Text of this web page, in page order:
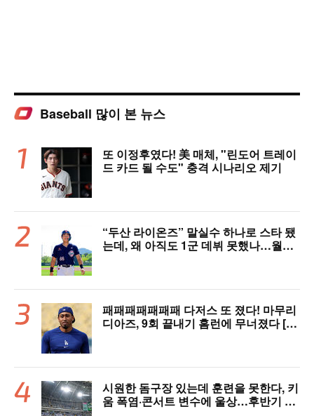
Baseball 많이 본 뉴스
또 이정후였다! 美 매체, "린도어 트레이
드 카드 될 수도" 충격 시나리오 제기
“두산 라이온즈” 말실수 하나로 스타 됐
는데, 왜 아직도 1군 데뷔 못했나…월간
패패패패패패패 다저스 또 졌다! 마무리
디아즈, 9회 끝내기 홈런에 무너졌다 [L
시원한 돔구장 있는데 훈련을 못한다, 키
움 폭염·콘서트 변수에 울상…후반기 상